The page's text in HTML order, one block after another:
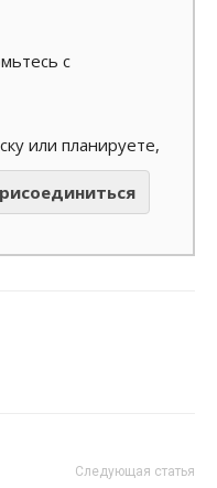
с
или планируете,
Следующая статья